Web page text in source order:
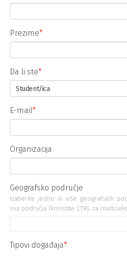
Prezime*
Da li ste*
Student/ica
E-mail*
Organizacija
Geografsko područje
Izaberite jedno ili više geografskih
sva područja (koristite CTRL za
Tipovi događaja*